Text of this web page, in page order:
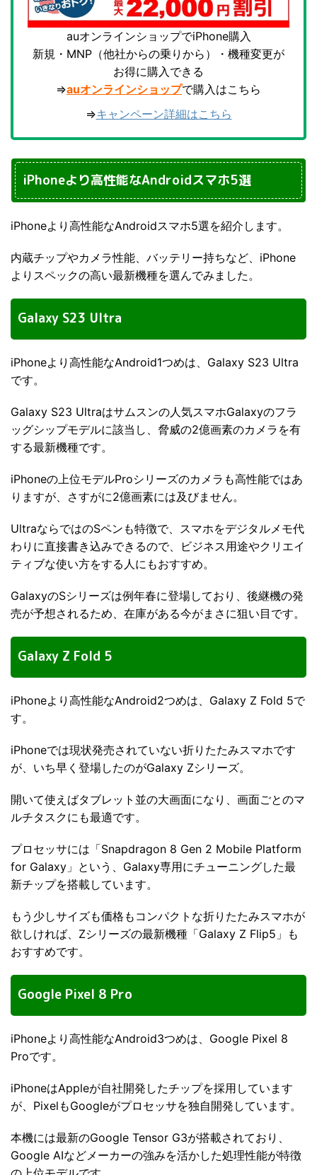
auオンラインショップでiPhone購入
新規・MNP（他社からの乗りから）・機種変更が
お得に購入できる
⇒auオンラインショップで購入はこちら
⇒キャンペーン詳細はこちら
iPhoneより高性能なAndroidスマホ5選
iPhoneより高性能なAndroidスマホ5選を紹介します。
内蔵チップやカメラ性能、バッテリー持ちなど、iPhone
よりスペックの高い最新機種を選んでみました。
Galaxy S23 Ultra
iPhoneより高性能なAndroid1つめは、Galaxy S23 Ultra
です。
Galaxy S23 Ultraはサムスンの人気スマホGalaxyのフラ
ッグシップモデルに該当し、脅威の2億画素のカメラを有
する最新機種です。
iPhoneの上位モデルProシリーズのカメラも高性能ではあ
りますが、さすがに2億画素には及びません。
UltraならではのSペンも特徴で、スマホをデジタルメモ代
わりに直接書き込みできるので、ビジネス用途やクリエイ
ティブな使い方をする人にもおすすめ。
GalaxyのSシリーズは例年春に登場しており、後継機の発
売が予想されるため、在庫がある今がまさに狙い目です。
Galaxy Z Fold 5
iPhoneより高性能なAndroid2つめは、Galaxy Z Fold 5で
す。
iPhoneでは現状発売されていない折りたたみスマホです
が、いち早く登場したのがGalaxy Zシリーズ。
開いて使えばタブレット並の大画面になり、画面ごとのマ
ルチタスクにも最適です。
プロセッサには「Snapdragon 8 Gen 2 Mobile Platform
for Galaxy」という、Galaxy専用にチューニングした最
新チップを搭載しています。
もう少しサイズも価格もコンパクトな折りたたみスマホが
欲しければ、Zシリーズの最新機種「Galaxy Z Flip5」も
おすすめです。
Google Pixel 8 Pro
iPhoneより高性能なAndroid3つめは、Google Pixel 8
Proです。
iPhoneはAppleが自社開発したチップを採用しています
が、PixelもGoogleがプロセッサを独自開発しています。
本機には最新のGoogle Tensor G3が搭載されており、
Google AIなどメーカーの強みを活かした処理性能が特徴